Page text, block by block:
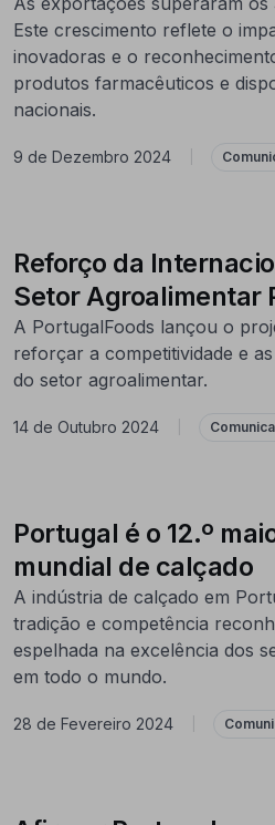
Este crescimento reflete o
inovadoras e o
produtos farmacêuticos e
nacionais.
9 de Dezembro 2024
Reforço da
Setor Agroalimentar
A PortugalFoods lançou o
reforçar a competitividade e
do setor agroalimentar.
14 de Outubro 2024
Portugal é o 12.º
mundial de calçado
A indústria de calçado em
tradição e competência
espelhada na excelência dos
em todo o mundo.
28 de Fevereiro 2024